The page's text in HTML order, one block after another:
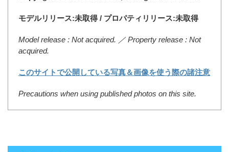
モデルリリース:未取得 / プロパティリリース:未取得
Model release : Not acquired. ／ Property release : Not
acquired.
このサイトで公開している写真＆画像を使う際の諸注意
Precautions when using published photos on this site.